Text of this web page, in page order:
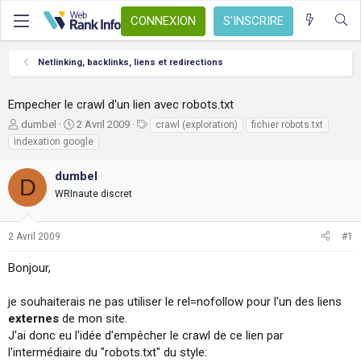
CONNEXION S'INSCRIRE
Netlinking, backlinks, liens et redirections
Empecher le crawl d'un lien avec robots.txt
A
u
t
e
u
r
d
l
d
s
c
u
s
s
dumbel
D
a
t
d
e
é
2 Avril 2009 crawl (exploration)
fichier robots.txt
indexation google
D dumbel
WRInaute discret
2 Avril 2009 #1
Bonjour,
je souhaiterais ne pas utiliser le rel=nofollow pour l'un des liens
externes de mon site.
J'ai donc eu l'idée d'empêcher le crawl de ce lien par
l'intermédiaire du "robots.txt" du style: